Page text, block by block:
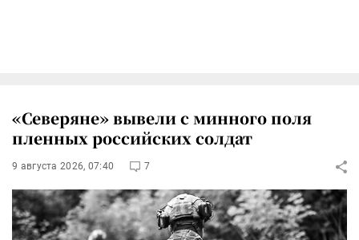
«Северяне» вывели с минного поля
пленных российских солдат
9 августа 2026, 07:40 7